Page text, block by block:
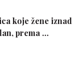
koje žene iznad
prema …